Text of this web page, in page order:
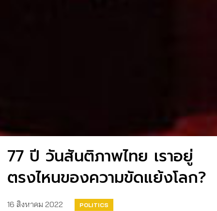
77 ปี วันสันติภาพไทย เราอยู่
ตรงไหนของความขัดแย้งโลก?
16 สิงหาคม 2022 POLITICS